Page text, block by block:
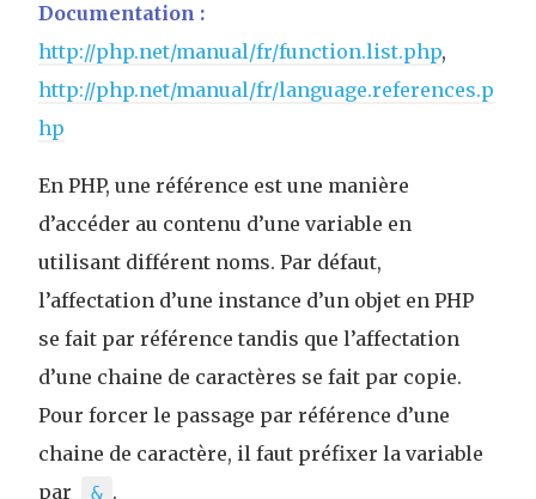
Documentation :
http://php.net/manual/fr/function.list.php,
http://php.net/manual/fr/language.references.p
hp
En PHP, une référence est une manière
d’accéder au contenu d’une variable en
utilisant différent noms. Par défaut,
l’affectation d’une instance d’un objet en PHP
se fait par référence tandis que l’affectation
d’une chaine de caractères se fait par copie.
Pour forcer le passage par référence d’une
chaine de caractère, il faut préfixer la variable
par
& .